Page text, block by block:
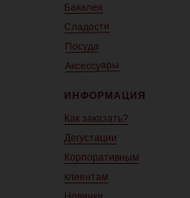
Бакалея
Сладости
Посуда
Аксессуары
ИНФОРМАЦИЯ
Как заказать?
Дегустации
Корпоративным
клиентам